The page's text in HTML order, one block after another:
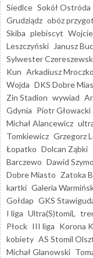
Siedlce Sokół Ostróda
Grudziądz obóz
Skiba plebiscyt
Leszczyński
Janusz
Sylwester
Kun Arkadiusz
Wojda DKS Dobre
Zin Stadion wywiad
Gdynia Piotr Głowacki
Michał Alancewicz
Tomkiewicz Grzegorz
Łopatko Dolcan Ząbki
Barczewo Dawid
Dobre Miasto Zatoka
kartki Galeria
Gołdap GKS
I liga Ultra(S)tomiL
Płock III liga Korona
kobiety AS Stomil
Michał Glanowski